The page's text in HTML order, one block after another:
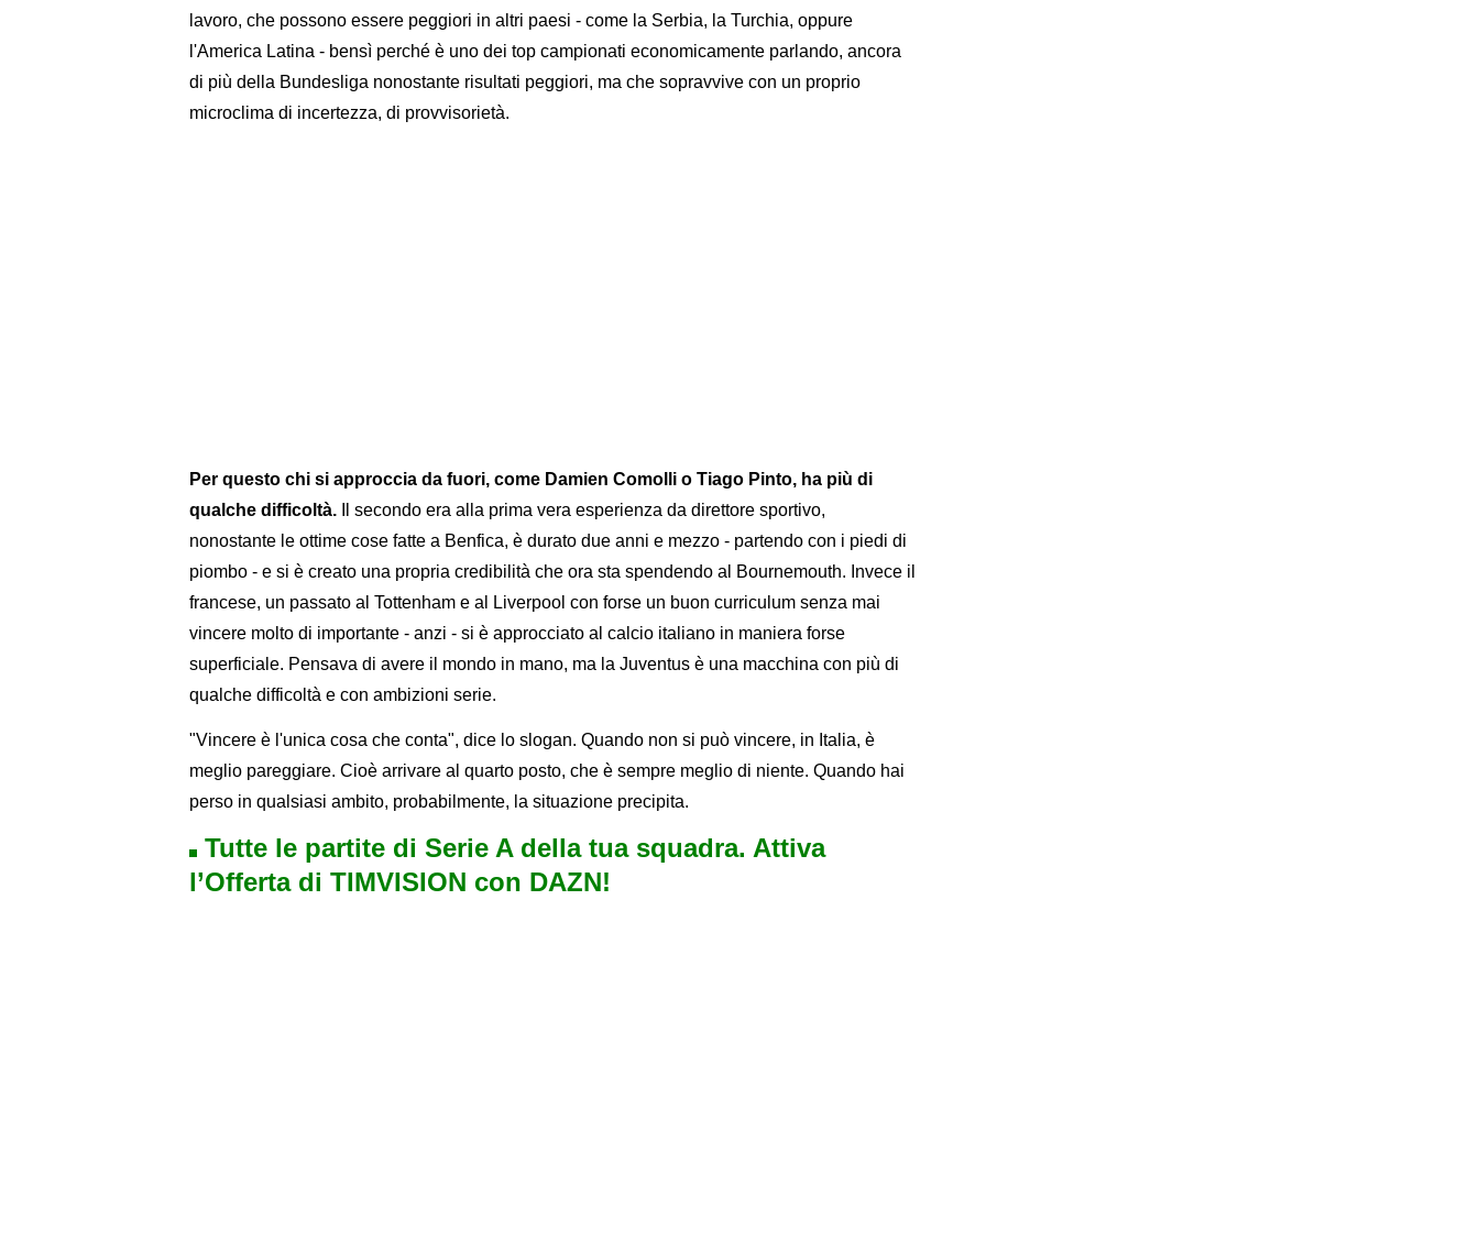
lavoro, che possono essere peggiori in altri paesi - come la Serbia, la Turchia, oppure
l'America Latina - bensì perché è uno dei top campionati economicamente parlando, ancora
di più della Bundesliga nonostante risultati peggiori, ma che sopravvive con un proprio
microclima di incertezza, di provvisorietà.
Per questo chi si approccia da fuori, come Damien Comolli o Tiago Pinto, ha più di
qualche difficoltà. Il secondo era alla prima vera esperienza da direttore sportivo,
nonostante le ottime cose fatte a Benfica, è durato due anni e mezzo - partendo con i piedi di
piombo - e si è creato una propria credibilità che ora sta spendendo al Bournemouth. Invece il
francese, un passato al Tottenham e al Liverpool con forse un buon curriculum senza mai
vincere molto di importante - anzi - si è approcciato al calcio italiano in maniera forse
superficiale. Pensava di avere il mondo in mano, ma la Juventus è una macchina con più di
qualche difficoltà e con ambizioni serie.
"Vincere è l'unica cosa che conta", dice lo slogan. Quando non si può vincere, in Italia, è
meglio pareggiare. Cioè arrivare al quarto posto, che è sempre meglio di niente. Quando hai
perso in qualsiasi ambito, probabilmente, la situazione precipita.
Tutte le partite di Serie A della tua squadra. Attiva
l’Offerta di TIMVISION con DAZN!